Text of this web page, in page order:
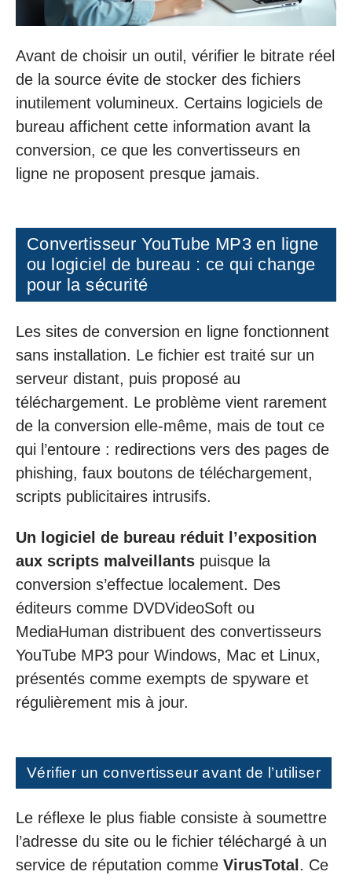
Avant de choisir un outil, vérifier le bitrate réel
de la source évite de stocker des fichiers
inutilement volumineux. Certains logiciels de
bureau affichent cette information avant la
conversion, ce que les convertisseurs en
ligne ne proposent presque jamais.
Convertisseur YouTube MP3 en ligne
ou logiciel de bureau : ce qui change
pour la sécurité
Les sites de conversion en ligne fonctionnent
sans installation. Le fichier est traité sur un
serveur distant, puis proposé au
téléchargement. Le problème vient rarement
de la conversion elle-même, mais de tout ce
qui l’entoure : redirections vers des pages de
phishing, faux boutons de téléchargement,
scripts publicitaires intrusifs.
Un logiciel de bureau réduit l’exposition
aux scripts malveillants puisque la
conversion s’effectue localement. Des
éditeurs comme DVDVideoSoft ou
MediaHuman distribuent des convertisseurs
YouTube MP3 pour Windows, Mac et Linux,
présentés comme exempts de spyware et
régulièrement mis à jour.
Vérifier un convertisseur avant de l’utiliser
Le réflexe le plus fiable consiste à soumettre
l’adresse du site ou le fichier téléchargé à un
service de réputation comme VirusTotal . Ce